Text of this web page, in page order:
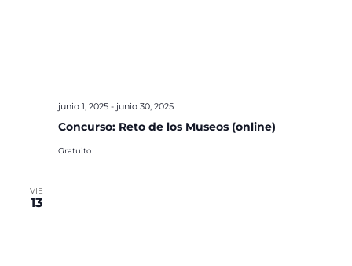
Concurso: Reto de los Museos (online)
junio 1, 2025- junio 30, 2025
Gratuito
VIE
13